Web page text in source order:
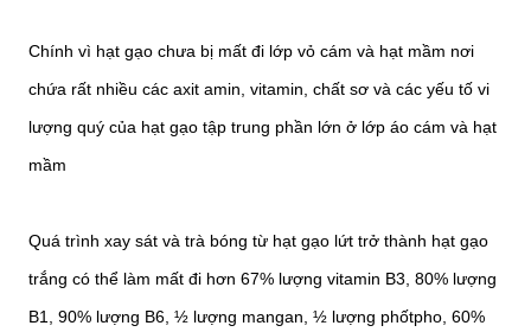
Chính vì hạt gạo chưa bị mất đi lớp vỏ cám và hạt mầm nơi
chứa rất nhiều các axit amin, vitamin, chất sơ và các yếu tố vi
lượng quý của hạt gạo tập trung phần lớn ở lớp áo cám và hạt
mầm
Quá trình xay sát và trà bóng từ hạt gạo lứt trở thành hạt gạo
trắng có thể làm mất đi hơn 67% lượng vitamin B3, 80% lượng
B1, 90% lượng B6, ½ lượng mangan, ½ lượng phốtpho, 60%